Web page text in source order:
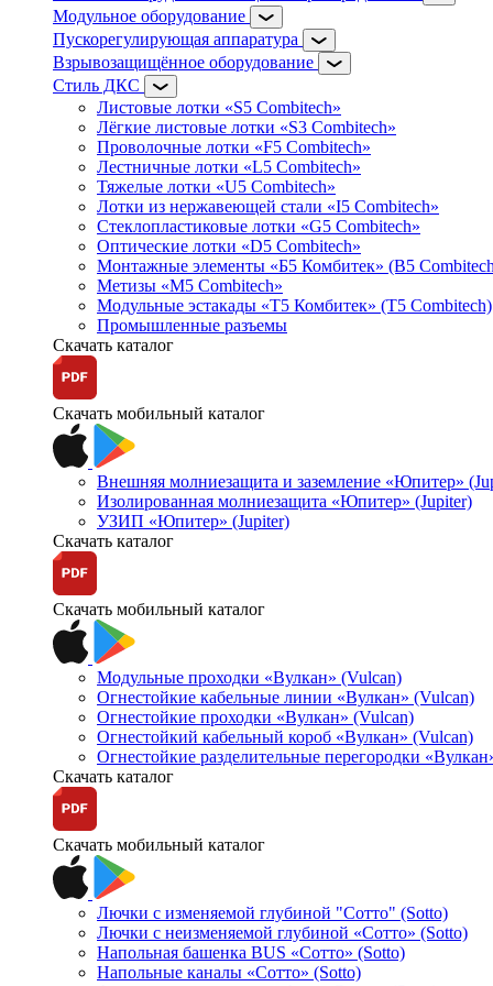
Модульное оборудование
Пускорегулирующая аппаратура
Взрывозащищённое оборудование
Стиль ДКС
Листовые лотки «S5 Combitech»
Лёгкие листовые лотки «S3 Combitech»
Проволочные лотки «F5 Combitech»
Лестничные лотки «L5 Combitech»
Тяжелые лотки «U5 Combitech»
Лотки из нержавеющей стали «I5 Combitech»
Стеклопластиковые лотки «G5 Combitech»
Оптические лотки «D5 Combitech»
Монтажные элементы «Б5 Комбитек» (B5
Метизы «M5 Combitech»
Модульные эстакады «Т5 Комбитек» (T5 Combitech)
Промышленные разъемы
Скачать каталог
Скачать мобильный каталог
Внешняя молниезащита и заземление «Юпитер»
Изолированная молниезащита «Юпитер» (Jupiter)
УЗИП «Юпитер» (Jupiter)
Скачать каталог
Скачать мобильный каталог
Модульные проходки «Вулкан» (Vulcan)
Огнестойкие кабельные линии «Вулкан» (Vulcan)
Огнестойкие проходки «Вулкан» (Vulcan)
Огнестойкий кабельный короб «Вулкан» (Vulcan)
Огнестойкие разделительные перегородки
Скачать каталог
Скачать мобильный каталог
Лючки с изменяемой глубиной "Сотто" (Sotto)
Лючки с неизменяемой глубиной «Сотто» (Sotto)
Напольная башенка BUS «Сотто» (Sotto)
Напольные каналы «Сотто» (Sotto)